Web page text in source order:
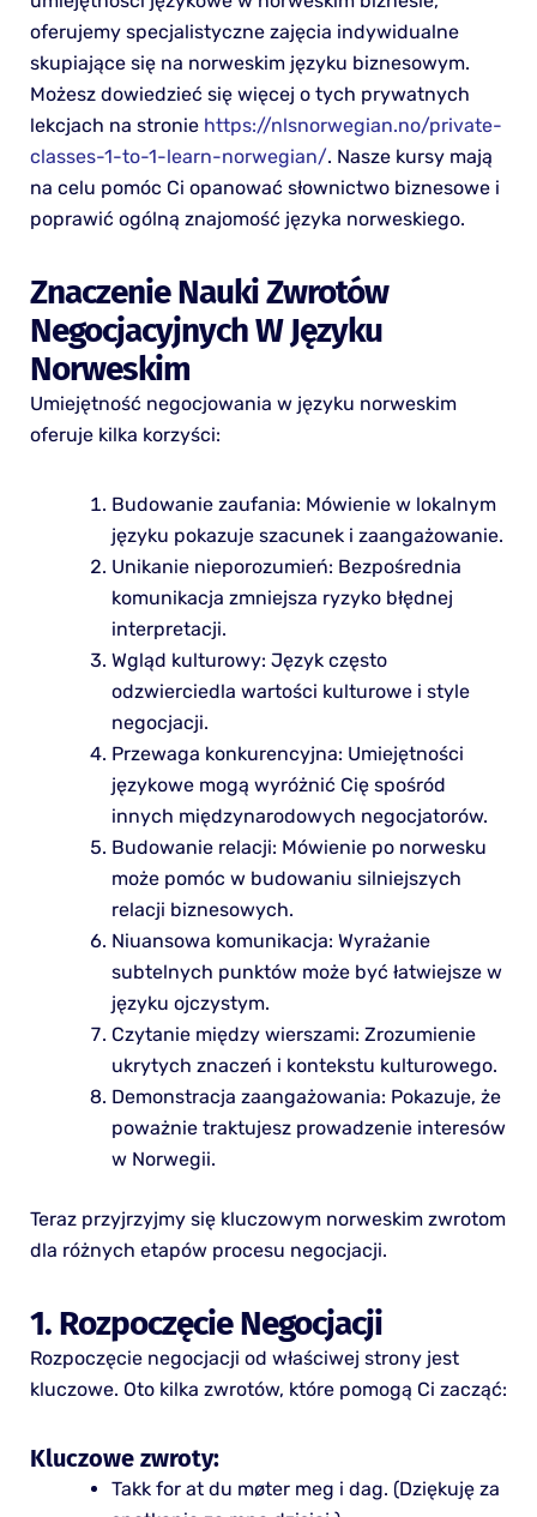
oferujemy specjalistyczne zajęcia indywidualne
skupiające się na norweskim języku biznesowym.
Możesz dowiedzieć się więcej o tych prywatnych
lekcjach na stronie https://nlsnorwegian.no/private-
classes-1-to-1-learn-norwegian/. Nasze kursy mają
na celu pomóc Ci opanować słownictwo biznesowe i
poprawić ogólną znajomość języka norweskiego.
Znaczenie Nauki Zwrotów
Negocjacyjnych W Języku
Norweskim
Umiejętność negocjowania w języku norweskim
oferuje kilka korzyści:
Budowanie zaufania: Mówienie w lokalnym
języku pokazuje szacunek i zaangażowanie.
Unikanie nieporozumień: Bezpośrednia
komunikacja zmniejsza ryzyko błędnej
interpretacji.
Wgląd kulturowy: Język często
odzwierciedla wartości kulturowe i style
negocjacji.
Przewaga konkurencyjna: Umiejętności
językowe mogą wyróżnić Cię spośród
innych międzynarodowych negocjatorów.
Budowanie relacji: Mówienie po norwesku
może pomóc w budowaniu silniejszych
relacji biznesowych.
Niuansowa komunikacja: Wyrażanie
subtelnych punktów może być łatwiejsze w
języku ojczystym.
Czytanie między wierszami: Zrozumienie
ukrytych znaczeń i kontekstu kulturowego.
Demonstracja zaangażowania: Pokazuje, że
poważnie traktujesz prowadzenie interesów
w Norwegii.
Teraz przyjrzyjmy się kluczowym norweskim zwrotom
dla różnych etapów procesu negocjacji.
1. Rozpoczęcie Negocjacji
Rozpoczęcie negocjacji od właściwej strony jest
kluczowe. Oto kilka zwrotów, które pomogą Ci zacząć:
Kluczowe zwroty:
Takk for at du møter meg i dag. (Dziękuję za